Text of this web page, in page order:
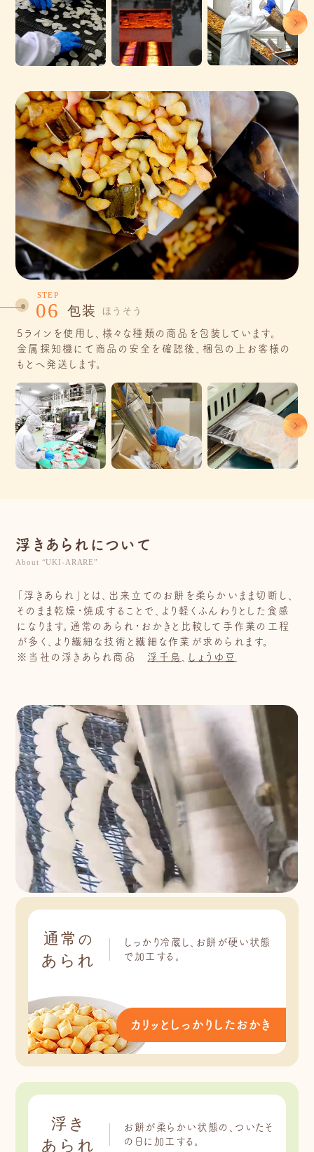
STEP
06 包装 ほうそう
5ラインを使用し、様々な種類の商品を包装しています。
金属探知機にて商品の安全を確認後、梱包の上お客様の
もとへ発送します。
浮きあられについて
About “UKI-ARARE”
「浮きあられ」とは、出来立てのお餅を柔らかいまま切断し、
そのまま乾燥・焼成することで、より軽くふんわりとした食感
になります。通常のあられ・おかきと比較して手作業の工程
が多く、より繊細な技術と繊細な作業が求められます。
※当社の浮きあられ商品 浮千鳥 しょうゆ豆
通常の
あられ
しっかり冷蔵し、お餅が硬い状態
で加工する。
カリッとしっかりしたおかき
浮き
あられ
お餅が柔らかい状態の、ついたそ
の日に加工する。